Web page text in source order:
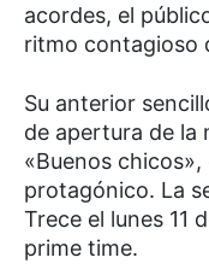
acordes, el
ritmo contagioso
Su anterior
de apertura de la
«Buenos
protagónico. La
Trece el lunes 11
prime time.